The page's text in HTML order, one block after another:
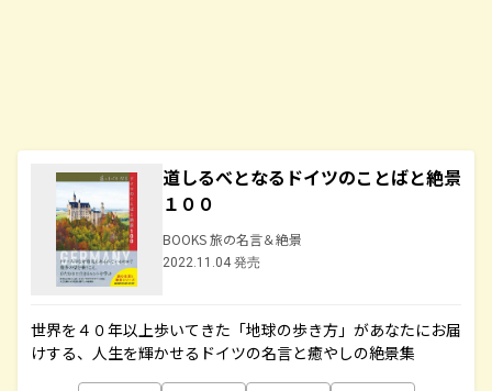
道しるべとなるドイツのことばと絶景
１００
BOOKS 旅の名言＆絶景
2022.11.04 発売
世界を４０年以上歩いてきた「地球の歩き方」があなたにお届
けする、人生を輝かせるドイツの名言と癒やしの絶景集